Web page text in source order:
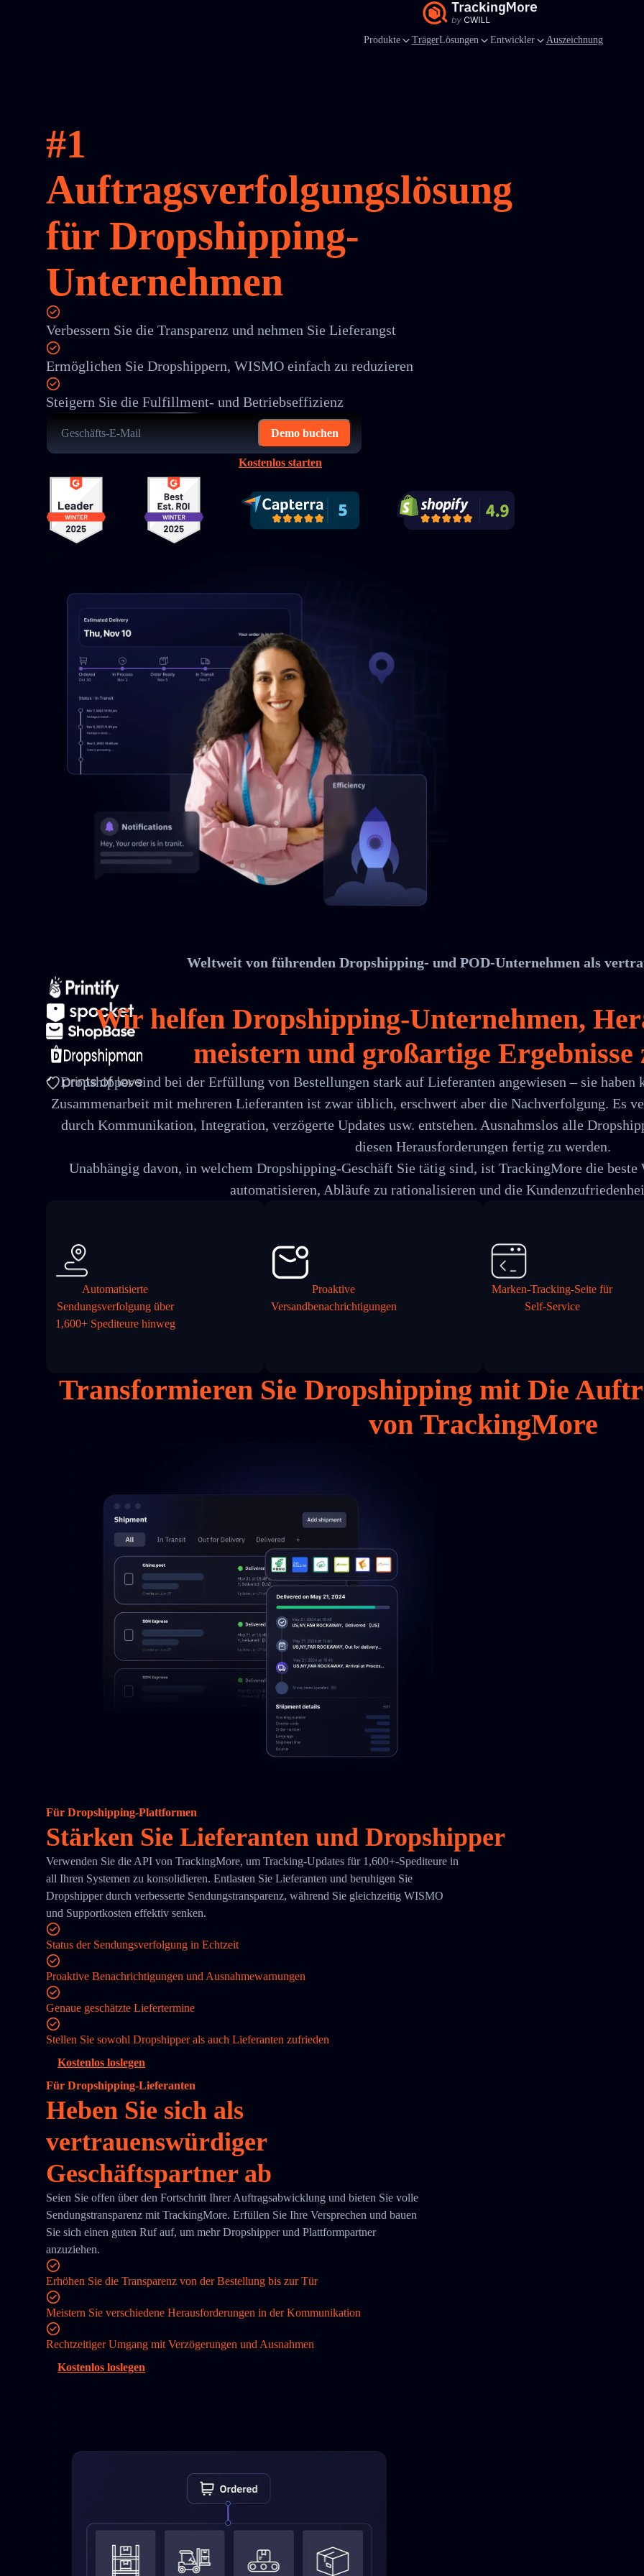
Produkte TrägerLösungen Entwickler Auszeichnung
#1
Auftragsverfolgungslösung
für Dropshipping-
Unternehmen
Verbessern Sie die Transparenz und nehmen Sie Lieferangst
Ermöglichen Sie Dropshippern, WISMO einfach zu reduzieren
Steigern Sie die Fulfillment- und Betriebseffizienz
Demo buchen
Kostenlos starten
Weltweit von führenden Dropshipping- und POD-Unternehmen als
Wir helfen Dropshipping-Unternehmen,
meistern und großartige Ergebnisse
Dropshipper sind bei der Erfüllung von Bestellungen stark auf Lieferanten angewiesen – sie haben
Zusammenarbeit mit mehreren Lieferanten ist zwar üblich, erschwert aber die Nachverfolgung. Es
durch Kommunikation, Integration, verzögerte Updates usw. entstehen. Ausnahmslos alle
diesen Herausforderungen fertig zu werden.
Unabhängig davon, in welchem Dropshipping-Geschäft Sie tätig sind, ist TrackingMore die
automatisieren, Abläufe zu rationalisieren und die
Automatisierte
Sendungsverfolgung über
1,600+ Spediteure hinweg
Proaktive
Versandbenachrichtigungen
Marken-Tracking-Seite für
Self-Service
Transformieren Sie Dropshipping mit Die
von TrackingMore
Für Dropshipping-Plattformen
Stärken Sie Lieferanten und Dropshipper
Verwenden Sie die API von TrackingMore, um Tracking-Updates für 1,600+-Spediteure in
all Ihren Systemen zu konsolidieren. Entlasten Sie Lieferanten und beruhigen Sie
Dropshipper durch verbesserte Sendungstransparenz, während Sie gleichzeitig WISMO
und Supportkosten effektiv senken.
Status der Sendungsverfolgung in Echtzeit
Proaktive Benachrichtigungen und Ausnahmewarnungen
Genaue geschätzte Liefertermine
Stellen Sie sowohl Dropshipper als auch Lieferanten zufrieden
Kostenlos loslegen
Für Dropshipping-Lieferanten
Heben Sie sich als
vertrauenswürdiger
Geschäftspartner ab
Seien Sie offen über den Fortschritt Ihrer Auftragsabwicklung und bieten Sie volle
Sendungstransparenz mit TrackingMore. Erfüllen Sie Ihre Versprechen und bauen
Sie sich einen guten Ruf auf, um mehr Dropshipper und Plattformpartner
anzuziehen.
Erhöhen Sie die Transparenz von der Bestellung bis zur Tür
Meistern Sie verschiedene Herausforderungen in der Kommunikation
Rechtzeitiger Umgang mit Verzögerungen und Ausnahmen
Kostenlos loslegen